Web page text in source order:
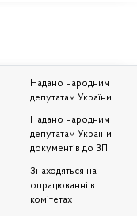
Надано народним
депутатам України
Надано народним
депутатам України
документів до ЗП
Знаходяться на
опрацюванні в
комітетах